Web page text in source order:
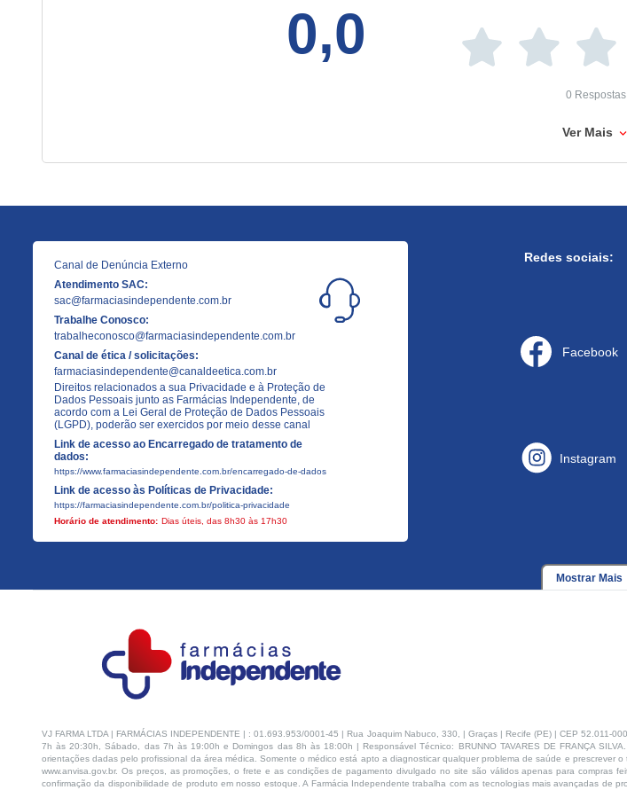
0,0
0 Respostas
Ver Mais
Canal de Denúncia Externo
Atendimento SAC:
sac@farmaciasindependente.com.br
Trabalhe Conosco:
trabalheconosco@farmaciasindependente.com.br
Canal de ética / solicitações:
farmaciasindependente@canaldeetica.com.br
Direitos relacionados a sua Privacidade e à Proteção de
Dados Pessoais junto as Farmácias Independente, de
acordo com a Lei Geral de Proteção de Dados Pessoais
(LGPD), poderão ser exercidos por meio desse canal
Link de acesso ao Encarregado de tratamento de
dados:
https://www.farmaciasindependente.com.br/encarregado-de-dados
Link de acesso às Políticas de Privacidade:
https://farmaciasindependente.com.br/politica-privacidade
Horário de atendimento: Dias úteis, das 8h30 às 17h30
Redes sociais:
Facebook
Instagram
Mostrar Mais
VJ FARMA LTDA | FARMÁCIAS INDEPENDENTE | : 01.693.953/0001-45 | Rua Joaquim Nabuco, 330, | Graças | Recife (PE) | CEP
7h às 20:30h, Sábado, das 7h às 19:00h e Domingos das 8h às 18:00h | Responsável Técnico: BRUNNO TAVARES DE FRANÇA
orientações dadas pelo profissional da área médica. Somente o médico está apto a diagnosticar qualquer problema de saúde e prescrever
www.anvisa.gov.br. Os preços, as promoções, o frete e as condições de pagamento divulgado no site são válidos apenas para
confirmação da disponibilidade de produto em nosso estoque. A Farmácia Independente trabalha com as tecnologias mais avançadas de